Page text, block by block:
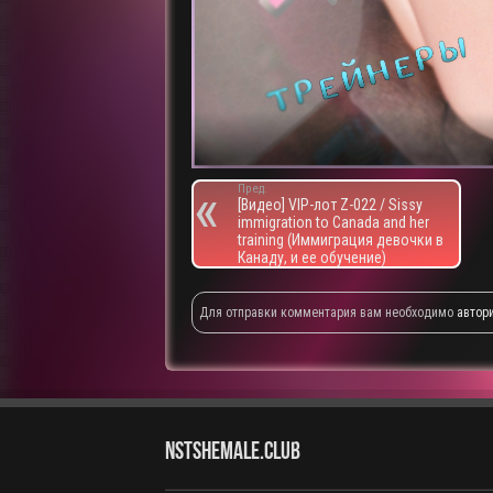
Пред.
[Видео] VIP-лот Z-022 / Sissy
immigration to Canada and her
training (Иммиграция девочки в
Канаду, и ее обучение)
Для отправки комментария вам необходимо
NstShemale.Club